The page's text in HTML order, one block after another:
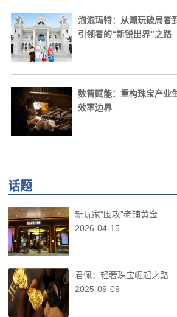
泡泡玛特：从潮玩破局者
引领者的“新锐出界”之路
数智赋能：重构珠宝产业
效率边界
话题
新玩家“围攻”老铺黄金
2026-04-15
君佩：轻奢珠宝崛起之路
2025-09-09